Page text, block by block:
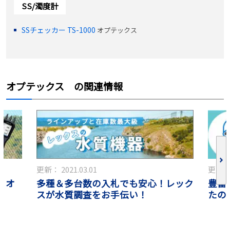
SS/濁度計
SSチェッカー TS-1000 オプテックス
オプテックス の関連情報
オ
更新： 2021.03.01
多種＆多台数の入札でも安心！レック
スが水質調査をお手伝い！
更新
豊富
たの